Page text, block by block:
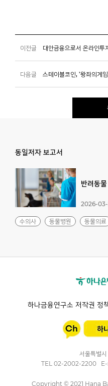
이전글 대안금융으로서 온라인
다음글 스테이블코인, '왕좌의게
동일저자 보고서
반려동물
수의사 동물병원 동물의료
2026-
하나금융연구소 저작권 정
서울특별
TEL 02-2002-2200 E-
Copyright © 2021 Hana